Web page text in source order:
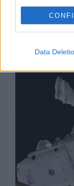
Data
Изкуствен